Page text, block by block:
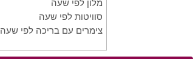
מלון לפי שעה
סוויטות לפי שעה
צימרים עם בריכה לפי שעה